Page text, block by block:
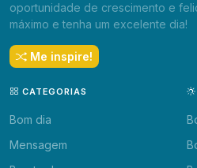
oportunidade de crescimento e
máximo e tenha um excelente dia!
Me inspire!
CATEGORIAS
Bom dia
Mensagem